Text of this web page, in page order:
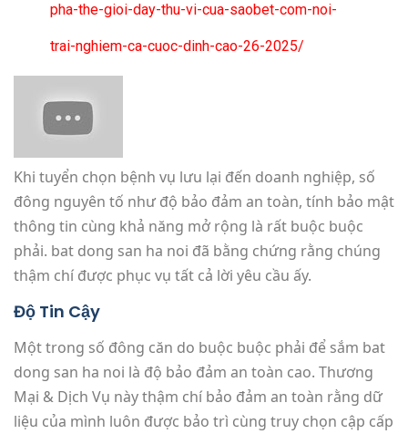
pha-the-gioi-day-thu-vi-cua-saobet-com-noi-
trai-nghiem-ca-cuoc-dinh-cao-26-2025/
Khi tuyển chọn bệnh vụ lưu lại đến doanh nghiệp, số
đông nguyên tố như độ bảo đảm an toàn, tính bảo mật
thông tin cùng khả năng mở rộng là rất buộc buộc
phải. bat dong san ha noi đã bằng chứng rằng chúng
thậm chí được phục vụ tất cả lời yêu cầu ấy.
Độ Tin Cậy
Một trong số đông căn do buộc buộc phải để sắm bat
dong san ha noi là độ bảo đảm an toàn cao. Thương
Mại & Dịch Vụ này thậm chí bảo đảm an toàn rằng dữ
liệu của mình luôn được bảo trì cùng truy chọn cập cấp